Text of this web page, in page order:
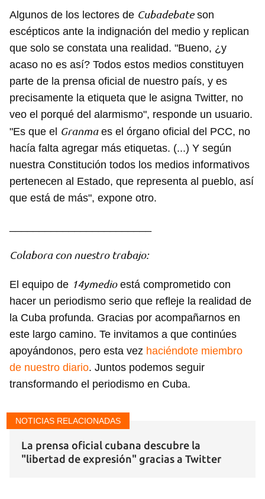
Algunos de los lectores de Cubadebateson
escépticos ante la indignación del medio y replican
que solo se constata una realidad. "Bueno, ¿y
acaso no es así? Todos estos medios constituyen
parte de la prensa oficial de nuestro país, y es
precisamente la etiqueta que le asigna Twitter, no
veo el porqué del alarmismo", responde un usuario.
"Es que el Granmaes el órgano oficial del PCC, no
hacía falta agregar más etiquetas. (...) Y según
nuestra Constitución todos los medios informativos
pertenecen al Estado, que representa al pueblo, así
que está de más", expone otro.
Colabora con nuestro trabajo:
El equipo de 14ymedioestá comprometido con
hacer un periodismo serio que refleje la realidad de
la Cuba profunda. Gracias por acompañarnos en
este largo camino. Te invitamos a que continúes
apoyándonos, pero esta vez haciéndote miembro
de nuestro diario. Juntos podemos seguir
transformando el periodismo en Cuba.
NOTICIAS RELACIONADAS
La prensa oficial cubana descubre la
"libertad de expresión" gracias a Twitter